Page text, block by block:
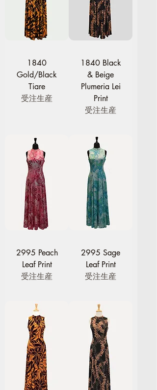
1840
Gold/Black
Tiare
受注生産
1840 Black
& Beige
Plumeria Lei
Print
受注生産
2995 Peach
Leaf Print
受注生産
2995 Sage
Leaf Print
受注生産